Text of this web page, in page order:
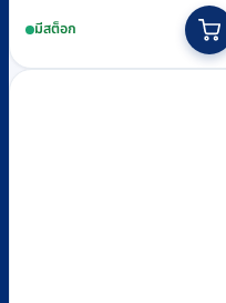
มีสต็อก